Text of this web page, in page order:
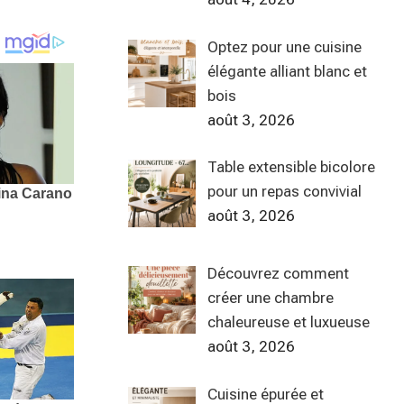
Optez pour une cuisine
élégante alliant blanc et
bois
août 3, 2026
Table extensible bicolore
pour un repas convivial
août 3, 2026
Découvrez comment
créer une chambre
chaleureuse et luxueuse
août 3, 2026
Cuisine épurée et